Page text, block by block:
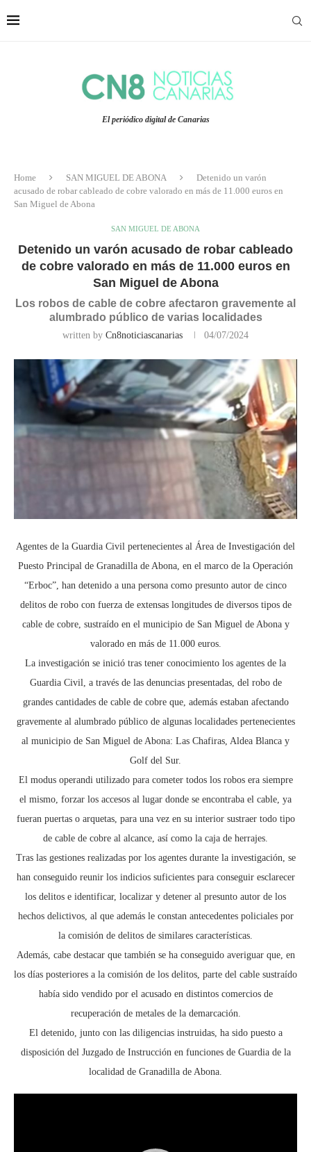
El periódico digital de Canarias
Home SAN MIGUEL DE ABONA
Detenido un varón
acusado de robar cableado de cobre valorado en más de 11.000 euros en
San Miguel de Abona
SAN MIGUEL DE ABONA
Detenido un varón acusado de robar cableado
de cobre valorado en más de 11.000 euros en
San Miguel de Abona
Los robos de cable de cobre afectaron gravemente al
alumbrado público de varias localidades
written by Cn8noticiascanarias 04/07/2024
Agentes de la Guardia Civil pertenecientes al Área de Investigación del
Puesto Principal de Granadilla de Abona, en el marco de la Operación
“Erboc”, han detenido a una persona como presunto autor de cinco
delitos de robo con fuerza de extensas longitudes de diversos tipos de
cable de cobre, sustraído en el municipio de San Miguel de Abona y
valorado en más de 11.000 euros.
La investigación se inició tras tener conocimiento los agentes de la
Guardia Civil, a través de las denuncias presentadas, del robo de
grandes cantidades de cable de cobre que, además estaban afectando
gravemente al alumbrado público de algunas localidades pertenecientes
al municipio de San Miguel de Abona: Las Chafiras, Aldea Blanca y
Golf del Sur.
El modus operandi utilizado para cometer todos los robos era siempre
el mismo, forzar los accesos al lugar donde se encontraba el cable, ya
fueran puertas o arquetas, para una vez en su interior sustraer todo tipo
de cable de cobre al alcance, así como la caja de herrajes.
Tras las gestiones realizadas por los agentes durante la investigación, se
han conseguido reunir los indicios suficientes para conseguir esclarecer
los delitos e identificar, localizar y detener al presunto autor de los
hechos delictivos, al que además le constan antecedentes policiales por
la comisión de delitos de similares características.
Además, cabe destacar que también se ha conseguido averiguar que, en
los días posteriores a la comisión de los delitos, parte del cable sustraído
había sido vendido por el acusado en distintos comercios de
recuperación de metales de la demarcación.
El detenido, junto con las diligencias instruidas, ha sido puesto a
disposición del Juzgado de Instrucción en funciones de Guardia de la
localidad de Granadilla de Abona.